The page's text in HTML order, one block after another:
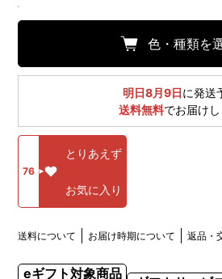
色・種類を
明日8月9日に発送
送料無料でお届け
76
とりあえず
お気に入り
送料について お届け時期について 返品・
eギフト対象商品